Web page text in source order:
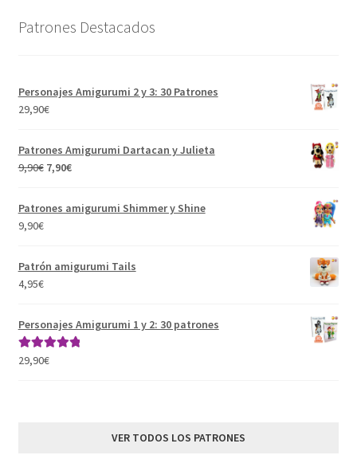
Patrones Destacados
Personajes Amigurumi 2 y 3: 30 Patrones
29,90€
Patrones Amigurumi Dartacan y Julieta
9,90€ El
7,90€El
actual
Patrones amigurumi Shimmer y Shine
9,90€
Patrón amigurumi Tails
4,95€
Personajes Amigurumi 1 y 2: 30 patrones
Valorado con
29,90€
VER TODOS LOS PATRONES